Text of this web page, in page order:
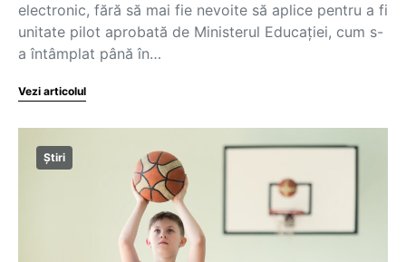
electronic, fără să mai fie nevoite să aplice pentru a fi
unitate pilot aprobată de Ministerul Educației, cum s-
a întâmplat până în…
Vezi articolul
Știri